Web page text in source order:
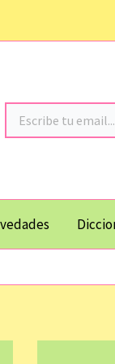
Escribe tu email...